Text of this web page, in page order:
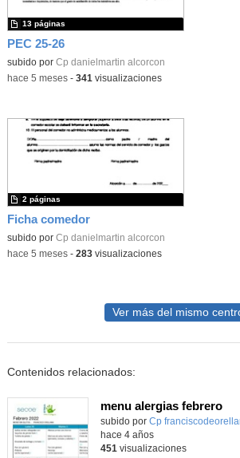
PEC 25-26
subido por Cp danielmartin alcorcon
13 páginas
-hace 5 meses- 341 visualizaciones
Ficha comedor
subido por Cp danielmartin alcorcon
2 páginas
-hace 5 meses- 283visualizaciones
Ver más del mismo
Contenidos relacionados:
menu alergias febrero
subido por Cp
hace 4 años
451 visualizaciones